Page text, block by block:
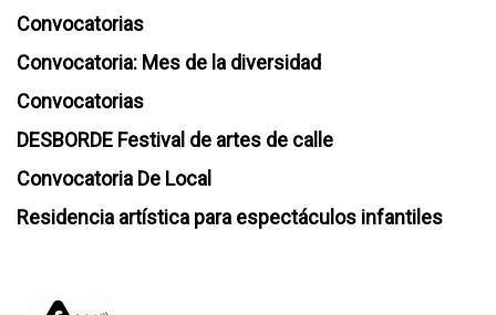
Convocatorias
Convocatoria: Mes de la diversidad
Convocatorias
DESBORDE Festival de artes de calle
Convocatoria De Local
Residencia artística para espectáculos infantiles